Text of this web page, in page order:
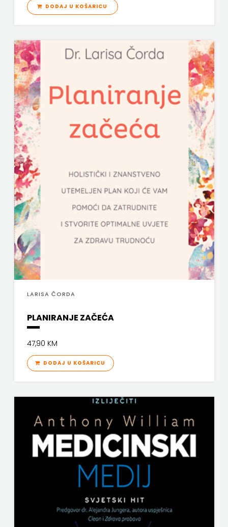
PLANJAX
POETIKA
POPULUS
PROFIL
PULS
RADIOTELEVIZIJA
HERCEG-
BOSNE
ROCKMARK
SALESIANA
SANDORF
Scriptura
media
SONJA
ŠKOBIĆ
STEP
STILUS
SYNOPSIS
DODAJ U KOŠARICU
LARISA ČORDA
PLANIRANJE ZAČEĆA
47,90 KM
DODAJ U KOŠARICU